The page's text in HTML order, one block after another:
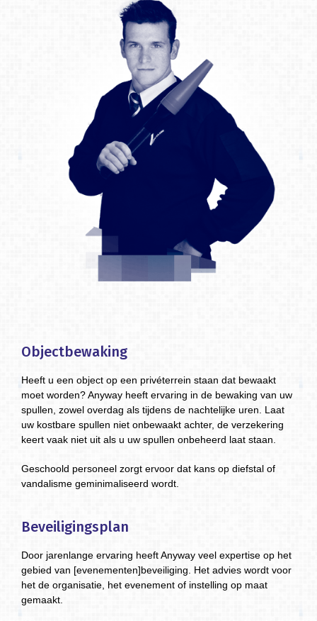
Objectbewaking
Heeft u een object op een privéterrein staan dat bewaakt
moet worden? Anyway heeft ervaring in de bewaking van uw
spullen, zowel overdag als tijdens de nachtelijke uren. Laat
uw kostbare spullen niet onbewaakt achter, de verzekering
keert vaak niet uit als u uw spullen onbeheerd laat staan.
Geschoold personeel zorgt ervoor dat kans op diefstal of
vandalisme geminimaliseerd wordt.
Beveiligingsplan
Door jarenlange ervaring heeft Anyway veel expertise op het
gebied van [evenementen]beveiliging. Het advies wordt voor
het de organisatie, het evenement of instelling op maat
gemaakt.